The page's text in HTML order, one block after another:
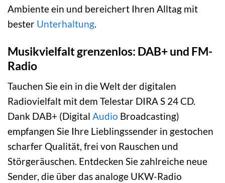
Ambiente ein und bereichert Ihren Alltag mit
bester Unterhaltung.
Musikvielfalt grenzenlos: DAB+ und FM-
Radio
Tauchen Sie ein in die Welt der digitalen
Radiovielfalt mit dem Telestar DIRA S 24 CD.
Dank DAB+ (Digital Audio Broadcasting)
empfangen Sie Ihre Lieblingssender in gestochen
scharfer Qualität, frei von Rauschen und
Störgeräuschen. Entdecken Sie zahlreiche neue
Sender, die über das analoge UKW-Radio